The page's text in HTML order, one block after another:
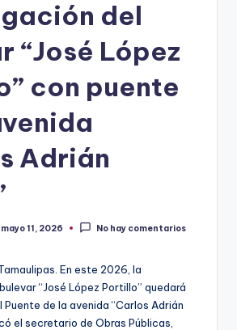
del
“José López
con puente
Adrián
mayo 11, 2026 No hay comentarios
En este 2026, la
“José López Portillo” quedará
de la avenida “Carlos Adrián
el secretario de Obras Públicas,